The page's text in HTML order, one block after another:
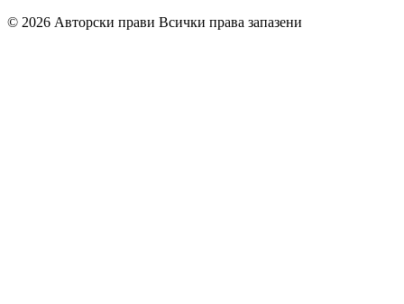
© 2026 Авторски прави Всички права запазени